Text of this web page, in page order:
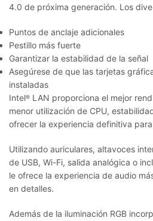
4.0 de próxima generación. Los
Puntos de anclaje adicionales
Pestillo más fuerte
Garantizar la estabilidad de la señal
Asegúrese de que las tarjetas
instaladas
Intel® LAN proporciona el mejor
menor utilización de CPU,
ofrecer la experiencia definitiva
Utilizando auriculares, altavoces
de USB, Wi-Fi, salida analógica o
le ofrece la experiencia de audio
en detalles.
Además de la iluminación RGB